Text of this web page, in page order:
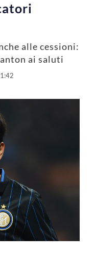
alle cessioni:
ai saluti